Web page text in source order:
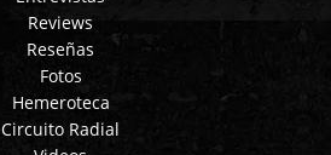
Reviews
Reseñas
Fotos
Hemeroteca
Circuito Radial